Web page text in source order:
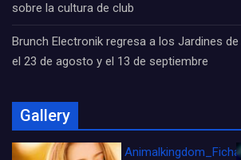
sobre la cultura de club
Brunch Electronik regresa a los Jardines
el 23 de agosto y el 13 de septiembre
Gallery